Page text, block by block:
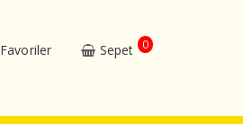
Favoriler Sepet 0